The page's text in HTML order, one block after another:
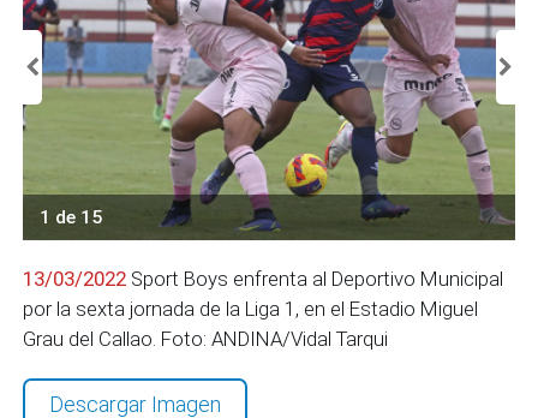
1 de 15
13/03/2022 Sport Boys enfrenta al Deportivo Municipal
por la sexta jornada de la Liga 1, en el Estadio Miguel
Grau del Callao. Foto: ANDINA/Vidal Tarqui
Descargar Imagen